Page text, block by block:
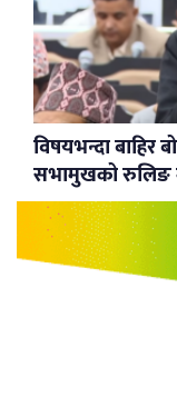
विषयभन्दा
सभामुखको रुलिङ